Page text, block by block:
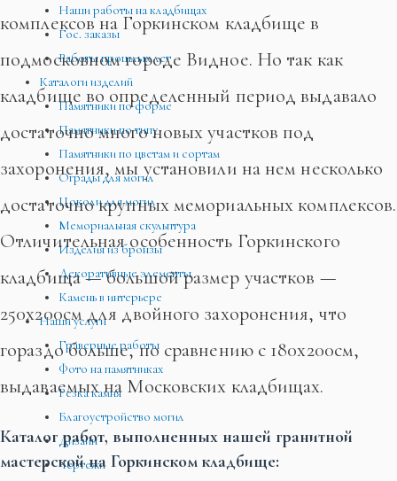
Наши работы на кладбищах
Гос. заказы
Работы прошлых лет
Каталоги изделий
Памятники по форме
Памятники по типу
Памятники по цветам и сортам
Ограды для могил
Цоколи для могил
Мемориальная скульптура
Изделия из бронзы
Декоративные элементы
Камень в интерьере
Наши услуги
Граверные работы
Фото на памятниках
Резка камня
Благоустройство могил
Дизайн
Чертежи
комплексов на Горкинском кладбище в
подмосковном городе Видное. Но так как
кладбище во определенный период выдавало
достаточно много новых участков под
захоронения, мы установили на нем несколько
достаточно крупных мемориальных комплексов.
Отличительная особенность Горкинского
кладбища — большой размер участков —
250х200см для двойного захоронения, что
гораздо больше, по сравнению с 180х200см,
выдаваемых на Московских кладбищах.
Каталог работ, выполненных нашей гранитной
мастерской на Горкинском кладбище: